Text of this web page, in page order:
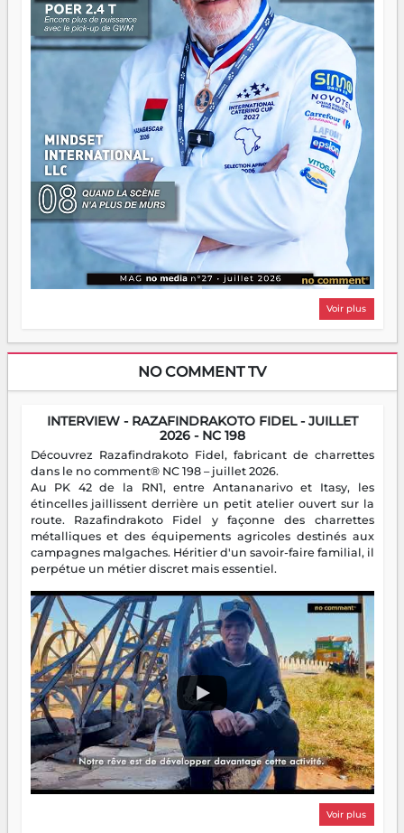
même sens.
Voir plus
NO COMMENT TV
INTERVIEW - RAZAFINDRAKOTO FIDEL - JUILLET
2026 - NC 198
Découvrez Razafindrakoto Fidel, fabricant de charrettes
dans le no comment® NC 198 – juillet 2026.
Au PK 42 de la RN1, entre Antananarivo et Itasy, les
étincelles jaillissent derrière un petit atelier ouvert sur la
route. Razafindrakoto Fidel y façonne des charrettes
métalliques et des équipements agricoles destinés aux
campagnes malgaches. Héritier d'un savoir-faire familial, il
perpétue un métier discret mais essentiel.
Voir plus